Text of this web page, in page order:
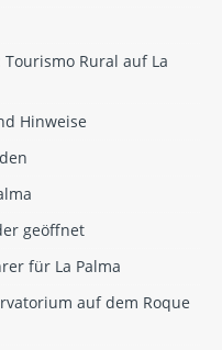
Rural auf La
Hinweise
geöffnet
für La Palma
auf dem Roque